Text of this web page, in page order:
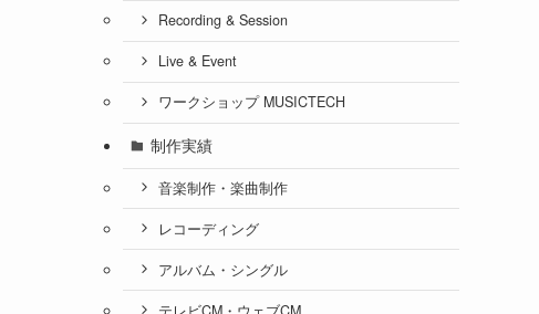
Recording & Session
Live & Event
ワークショップ MUSICTECH
制作実績
音楽制作・楽曲制作
レコーディング
アルバム・シングル